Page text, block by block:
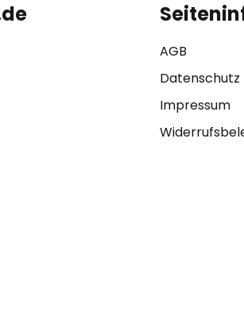
AGB
Datenschutz
Impressum